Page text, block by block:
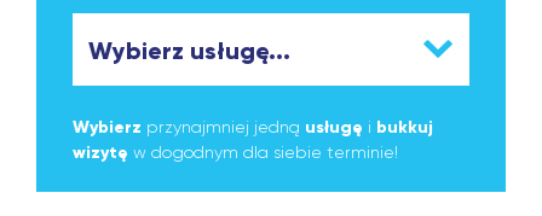
Wybierz przynajmniej jedną usługę i bukkuj
wizytę w dogodnym dla siebie terminie!